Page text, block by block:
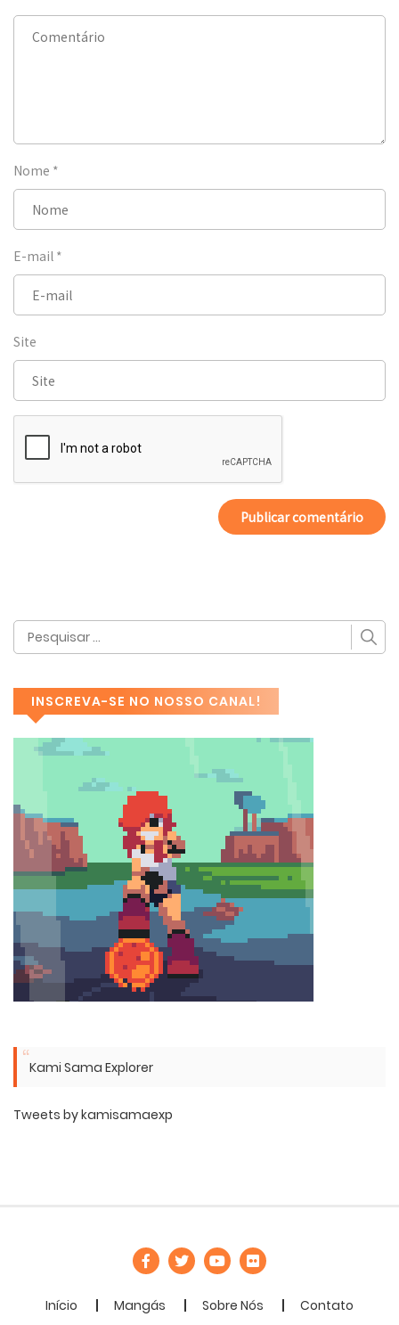
Nome *
E-mail *
Site
INSCREVA-SE NO NOSSO CANAL!
Kami Sama Explorer
Tweets by kamisamaexp
Início Mangás Sobre Nós Contato